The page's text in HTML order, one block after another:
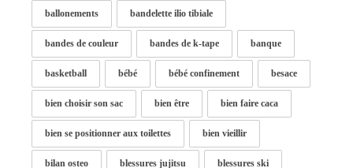
ballonements bandelette ilio tibiale
bandes de couleur bandes de k-tape banque
basketball bébé bébé confinement besace
bien choisir son sac bien être bien faire caca
bien se positionner aux toilettes bien vieillir
bilan osteo blessures jujitsu blessures ski